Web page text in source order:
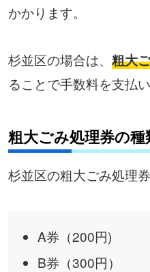
かかります。
杉並区の場合は、 粗大
ることで手数料を支払い
粗大ごみ処理券の
杉並区の粗大ごみ処理
A券（200円)
B券（300円）